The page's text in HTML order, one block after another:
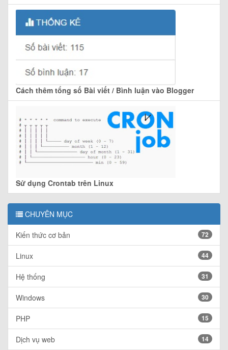
Cách thêm tổng số Bài viết / Bình luận vào Blogger
Sử dụng Crontab trên Linux
CHUYÊN MỤC
Kiến thức cơ bản 72
Linux 44
Hệ thống 31
Windows 30
PHP 15
Dịch vụ web 14